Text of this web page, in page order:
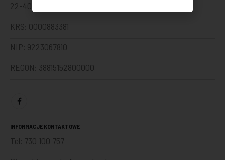
22-400 Zamość
KRS: 0000883381
NIP: 9223067810
REGON: 38815152800000
INFORMACJE KONTAKTOWE
Tel: 730 100 757